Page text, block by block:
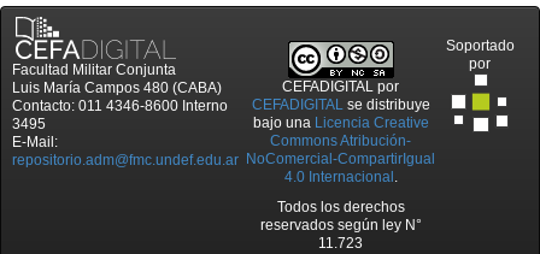
Facultad Militar Conjunta
Luis María Campos 480 (CABA)
Contacto: 011 4346-8600 Interno
3495
E-Mail:
repositorio.adm@fmc.undef.edu.ar
CEFADIGITAL por
CEFADIGITALse distribuye
bajo una Licencia Creative
Commons Atribución-
NoComercial-CompartirIgual
4.0 Internacional .
Todos los derechos
reservados según ley N°
11.723
Soportado
por